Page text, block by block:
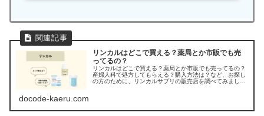
リンカルはどこで買える？薬局とか市販でも売
ってるの？
リンカルはどこで買える？薬局とか市販でも売ってるの？
産婦人科で処方してもらえる？購入方法は？など、お探し
の方のために、リンカルサプリの販売店を調べてみまし
docode-kaeru.com